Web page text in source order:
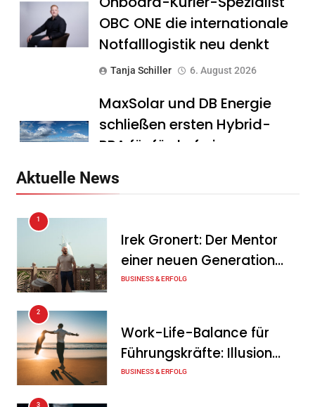
OBC ONE die internationale
Notfalllogistik neu denkt
Tanja Schiller 6. August 2026
MaxSolar und DB Energie
schließen ersten Hybrid-
PPA für förderfreie
Tanja Schiller
Geschäftsverlauf im
zweiten Quartal
Intersolar-Trend 2026:
Warum Batteriespeicher
zum wichtigsten Baustein
der Energiewende werden
Aktuelle News
1
Irek Gronert: Der Mentor
einer neuen Generation
von Unternehmern
BUSINESS & ERFOLG
2
Work-Life-Balance für
Führungskräfte: Illusion
oder echte Chance?
BUSINESS & ERFOLG
3